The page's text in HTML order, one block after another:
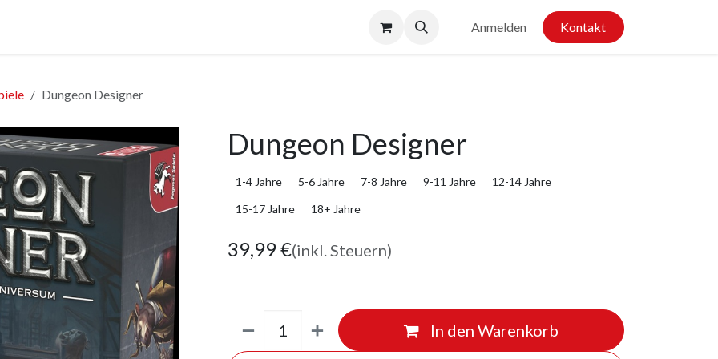
Anmelden Kontakt
Dungeon Designer
Dungeon Designer
1-4 Jahre 5-6 Jahre 7-8 Jahre 9-11 Jahre
12-14 Jahre
15-17 Jahre
18+ Jahre
39,99€(inkl. Steuern)
In den Warenkorb